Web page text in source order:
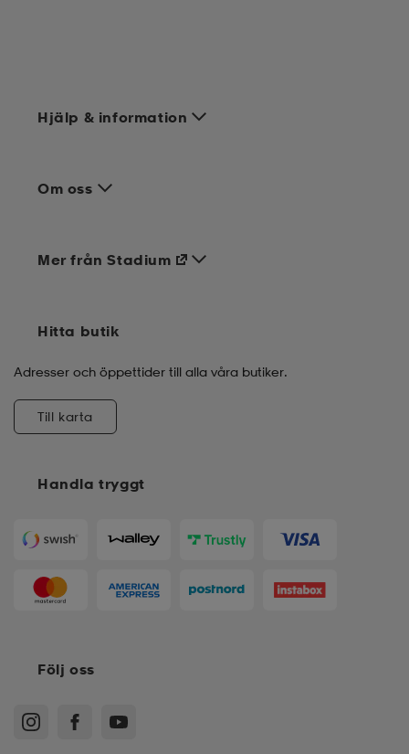
Hjälp & information
Om oss
Handla tryggt
Mer från Stadium
Hitta butik
Adresser och öppettider till alla våra butiker.
Till karta
Följ oss